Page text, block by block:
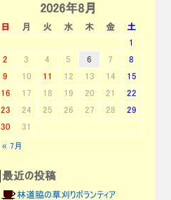
2026年8月
日 月 火 水 木 金
土
1
2
3 4 5 6 7
8
9
10 11 12 13 14
15
16
17 18 19 20 21
22
23
24 25 26 27 28
29
30
31
« 7月
最近の投稿
林道脇の草刈りボランティア